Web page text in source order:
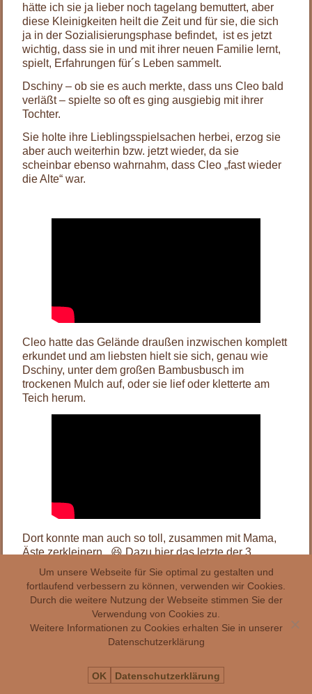
hätte ich sie ja lieber noch tagelang bemuttert, aber
diese Kleinigkeiten heilt die Zeit und für sie, die sich
ja in der Sozialisierungsphase befindet, ist es jetzt
wichtig, dass sie in und mit ihrer neuen Familie lernt,
spielt, Erfahrungen für´s Leben sammelt.
Dschiny – ob sie es auch merkte, dass uns Cleo bald
verläßt – spielte so oft es ging ausgiebig mit ihrer
Tochter.
Sie holte ihre Lieblingsspielsachen herbei, erzog sie
aber auch weiterhin bzw. jetzt wieder, da sie
scheinbar ebenso wahrnahm, dass Cleo „fast wieder
die Alte“ war.
Cleo hatte das Gelände draußen inzwischen komplett
erkundet und am liebsten hielt sie sich, genau wie
Dschiny, unter dem großen Bambusbusch im
trockenen Mulch auf, oder sie lief oder kletterte am
Teich herum.
Dort konnte man auch so toll, zusammen mit Mama,
Äste zerkleinern. 😆 Dazu hier das letzte der 3
Filmchen der Battenberger Filmfestspiele.
Um unsere Webseite für Sie optimal zu gestalten und
fortlaufend verbessern zu können, verwenden wir Cookies.
Durch die weitere Nutzung der Webseite stimmen Sie der
Verwendung von Cookies zu.
Weitere Informationen zu Cookies erhalten Sie in unserer
Datenschutzerklärung
OK Datenschutzerklärung